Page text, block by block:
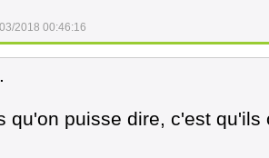
2018 00:46:16
qu'on puisse dire, c'est